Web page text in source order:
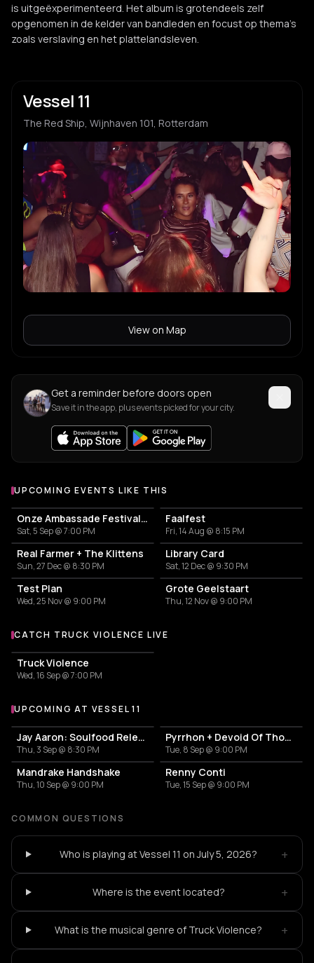
is uitgeëxperimenteerd. Het album is grotendeels zelf
opgenomen in de kelder van bandleden en focust op thema’s
zoals verslaving en het plattelandsleven.
Vessel 11
The Red Ship, Wijnhaven 101, Rotterdam
View on Map
Get a reminder before doors open
Save it in the app, plus events picked for your city.
UPCOMING EVENTS LIKE THIS
Onze Ambassade Festival #8
Sat, 5 Sep @ 7:00 PM
Faalfest
Fri, 14 Aug @ 8:15 PM
Real Farmer + The Klittens
Sun, 27 Dec @ 8:30 PM
Library Card
Sat, 12 Dec @ 9:30 PM
Test Plan
Wed, 25 Nov @ 9:00 PM
Grote Geelstaart
Thu, 12 Nov @ 9:00 PM
More events with truck violence
CATCH TRUCK VIOLENCE LIVE
Truck Violence
Wed, 16 Sep @ 7:00 PM
More events at Vessel 11
UPCOMING AT VESSEL 11
Jay Aaron: Soulfood Release Party
Thu, 3 Sep @ 8:30 PM
Pyrrhon + Devoid Of Thought
Tue, 8 Sep @ 9:00 PM
Mandrake Handshake
Thu, 10 Sep @ 9:00 PM
Renny Conti
Tue, 15 Sep @ 9:00 PM
COMMON QUESTIONS
Who is playing at Vessel 11 on July 5, 2026? +
Where is the event located? +
What is the musical genre of Truck Violence? +